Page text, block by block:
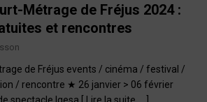
Métrage de Fréjus 2024 :
et rencontres
de Fréjus events / cinéma / festival /
/ rencontre ★ 26 janvier > 06 février